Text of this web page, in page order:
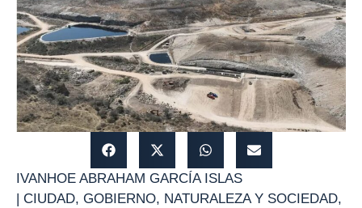
IVANHOE ABRAHAM GARCÍA ISLAS
CIUDAD, GOBIERNO, NATURALEZA Y SOCIEDAD,